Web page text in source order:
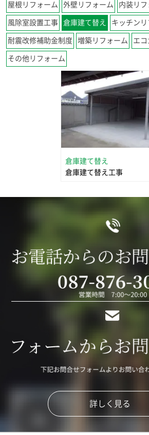
屋根リフォーム 外壁リフォーム 内装リフ
風除室設置工事 倉庫建て替え キッチンリ
耐震改修補助金制度 増築リフォーム エ
その他リフォーム
倉庫建て替え
倉庫建て替え工事
詳しく見る